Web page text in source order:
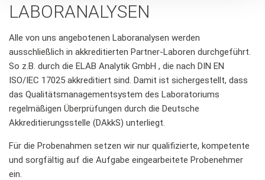
LABORANALYSEN
Alle von uns angebotenen Laboranalysen werden
ausschließlich in akkreditierten Partner-Laboren durchgeführt.
So z.B. durch die ELAB Analytik GmbH , die nach DIN EN
ISO/IEC 17025 akkreditiert sind. Damit ist sichergestellt, dass
das Qualitätsmanagementsystem des Laboratoriums
regelmäßigen Überprüfungen durch die Deutsche
Akkreditierungsstelle (DAkkS) unterliegt.
Für die Probenahmen setzen wir nur qualifizierte, kompetente
und sorgfältig auf die Aufgabe eingearbeitete Probenehmer
ein.